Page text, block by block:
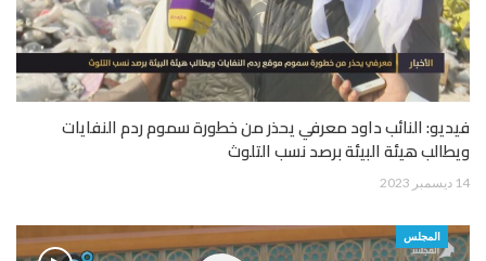
فيديو: النائب داود معرفي يحذر من خطورة سموم ردم النفايات
ويطالب هيئة البيئة برصد نسب التلوث
14 ديسمبر 2023
المجلس